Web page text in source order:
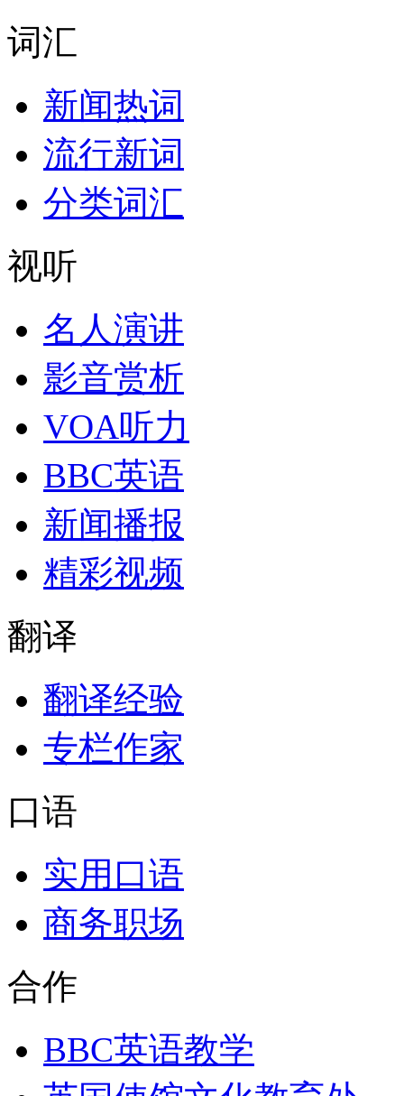
词汇
新闻热词
流行新词
分类词汇
视听
名人演讲
影音赏析
VOA听力
BBC英语
新闻播报
精彩视频
翻译
翻译经验
专栏作家
口语
实用口语
商务职场
合作
BBC英语教学